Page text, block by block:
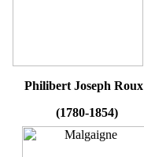
Philibert Joseph Roux
(1780-1854)